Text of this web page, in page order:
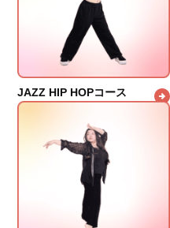
JAZZ HIP HOPコース